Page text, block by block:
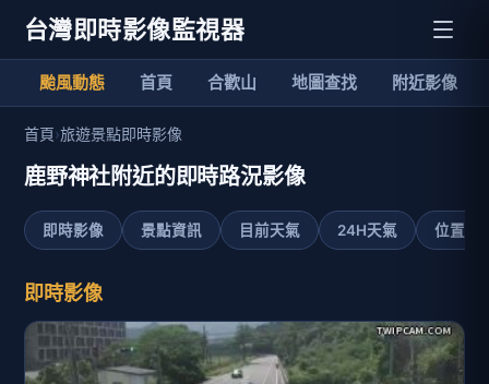
台灣即時影像監視器
颱風動態 首頁 合歡山 地圖查找 附近影像
首頁›旅遊景點即時影像
鹿野神社附近的即時路況影像
即時影像 景點資訊 目前天氣 24H天氣 位置地
即時影像